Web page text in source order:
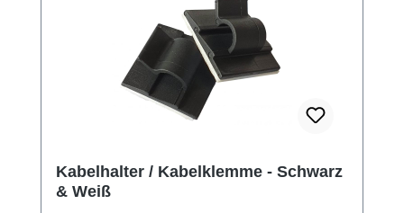
Kabelhalter / Kabelklemme - Schwarz
& Weiß